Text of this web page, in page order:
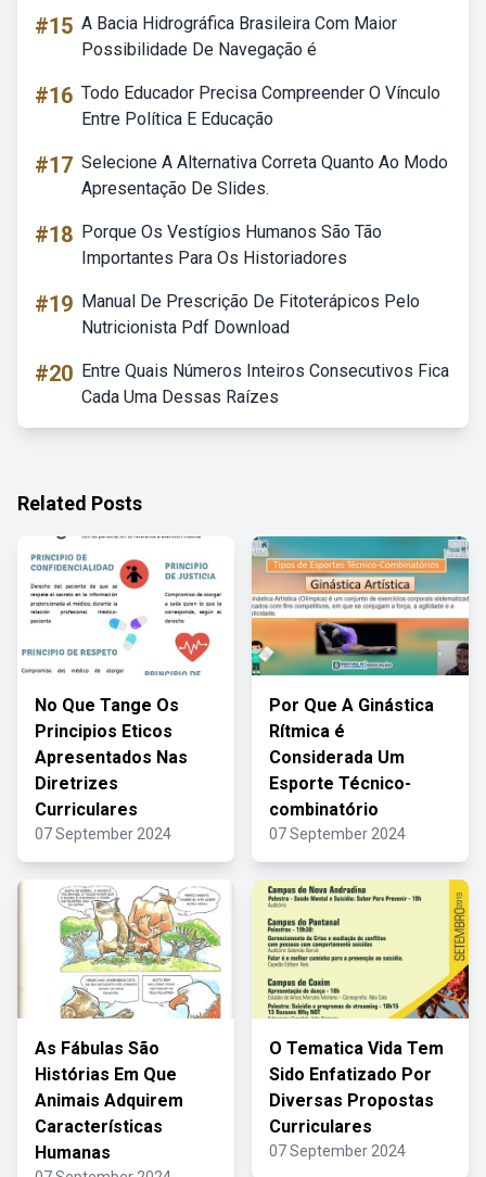
#15 A Bacia Hidrográfica Brasileira Com Maior
Possibilidade De Navegação é
#16 Todo Educador Precisa Compreender O Vínculo
Entre Política E Educação
#17 Selecione A Alternativa Correta Quanto Ao Modo
Apresentação De Slides.
#18 Porque Os Vestígios Humanos São Tão
Importantes Para Os Historiadores
#19 Manual De Prescrição De Fitoterápicos Pelo
Nutricionista Pdf Download
#20 Entre Quais Números Inteiros Consecutivos Fica
Cada Uma Dessas Raízes
Related Posts
No Que Tange Os
Principios Eticos
Apresentados Nas
Diretrizes
Curriculares
07 September 2024
Por Que A Ginástica
Rítmica é
Considerada Um
Esporte Técnico-
combinatório
07 September 2024
As Fábulas São
Histórias Em Que
Animais Adquirem
Características
Humanas
O Tematica Vida Tem
Sido Enfatizado Por
Diversas Propostas
Curriculares
07 September 2024